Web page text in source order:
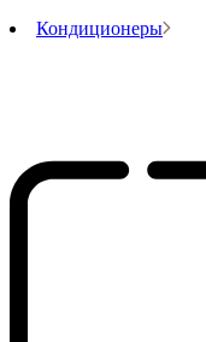
Кондиционеры